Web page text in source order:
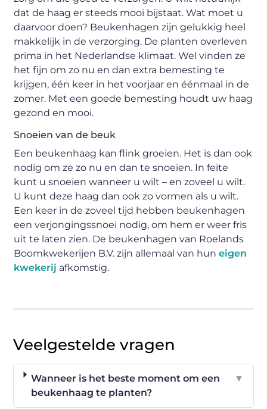
dat de haag er steeds mooi bijstaat. Wat moet u
daarvoor doen? Beukenhagen zijn gelukkig heel
makkelijk in de verzorging. De planten overleven
prima in het Nederlandse klimaat. Wel vinden ze
het fijn om zo nu en dan extra bemesting te
krijgen, één keer in het voorjaar en éénmaal in de
zomer. Met een goede bemesting houdt uw haag
gezond en mooi.
Snoeien van de beuk
Een beukenhaag kan flink groeien. Het is dan ook
nodig om ze zo nu en dan te snoeien. In feite
kunt u snoeien wanneer u wilt – en zoveel u wilt.
U kunt deze haag dan ook zo vormen als u wilt.
Een keer in de zoveel tijd hebben beukenhagen
een verjongingssnoei nodig, om hem er weer fris
uit te laten zien. De beukenhagen van Roelands
Boomkwekerijen B.V. zijn allemaal van huneigen
kwekerij afkomstig.
Veelgestelde vragen
Wanneer is het beste moment om een
beukenhaag te planten?
▼